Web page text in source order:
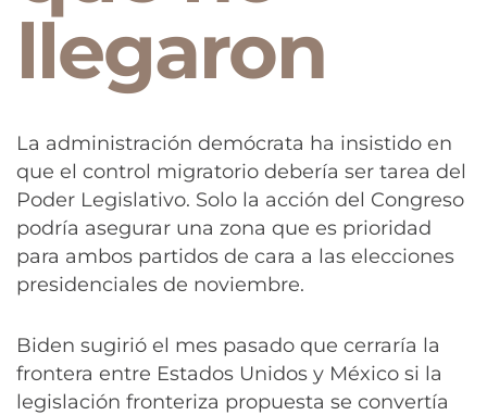
llegaron
La administración demócrata ha insistido en
que el control migratorio debería ser tarea del
Poder Legislativo. Solo la acción del Congreso
podría asegurar una zona que es prioridad
para ambos partidos de cara a las elecciones
presidenciales de noviembre.
Biden sugirió el mes pasado que cerraría la
frontera entre Estados Unidos y México si la
legislación fronteriza propuesta se convertía